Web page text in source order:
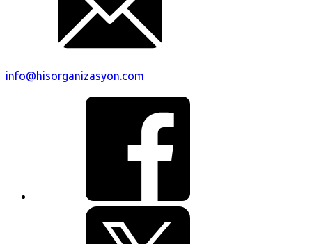
info@hisorganizasyon.com